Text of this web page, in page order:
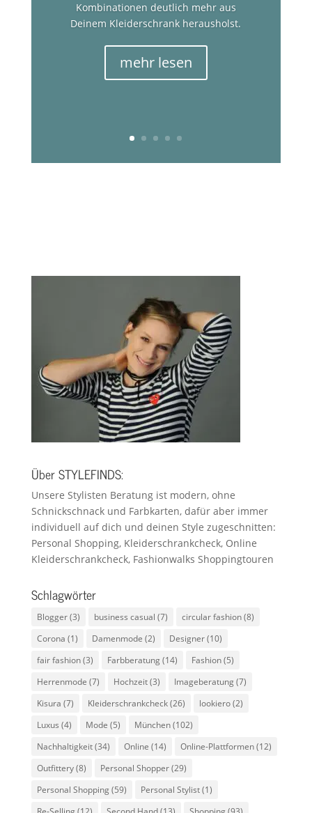
Kombinationen deutlich mehr aus
Deinem Kleiderschrank herausholst.
mehr lesen
Über STYLEFINDS:
Unsere Stylisten Beratung ist modern, ohne
Schnickschnack und Farbkarten, dafür aber immer
individuell auf dich und deinen Style zugeschnitten:
Personal Shopping, Kleiderschrankcheck, Online
Kleiderschrankcheck, Fashionwalks Shoppingtouren
Schlagwörter
Blogger(3) business casual (7) circular fashion(8)
Corona (1) Damenmode (2) Designer(10)
fair fashion(3) Farbberatung(14) Fashion(5)
Herrenmode (7) Hochzeit(3) Imageberatung(7)
Kisura (7) Kleiderschrankcheck(26) lookiero(2)
Luxus (4) Mode (5) München(102)
Nachhaltigkeit(34) Online (14) Online-Plattformen(12)
Outfittery(8) Personal Shopper(29)
Personal Shopping(59) Personal Stylist(1)